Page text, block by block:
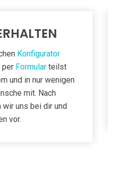
Konfigurator
per Formularteilst
und in nur wenigen
mit. Nach
uns bei dir und
vor.